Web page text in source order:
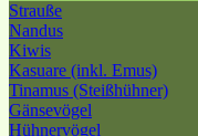
Strauße
Nandus
Kiwis
Kasuare (inkl. Emus)
Tinamus (Steißhühner)
Gänsevögel
Hühnervögel